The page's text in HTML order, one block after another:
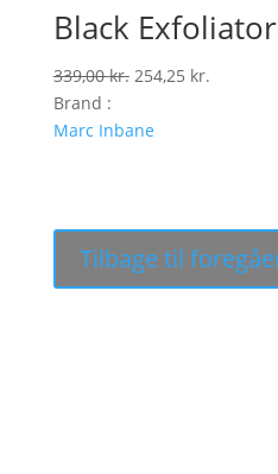
Black Exfoliator
339,00kr. Den
pris
254,25 kr.Den
Brand :
Marc Inbane